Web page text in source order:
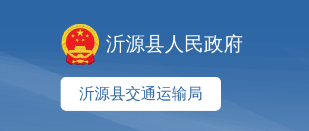
沂源县人民政府
沂源县交通运输局